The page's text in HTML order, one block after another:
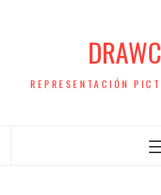
REPRESENTACIÓN